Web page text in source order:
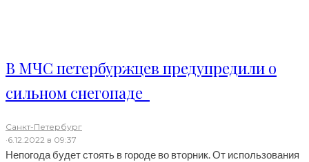
В МЧС петербуржцев предупредили о
сильном снегопаде
Санкт-Петербург
·6.12.2022 в 09:37
Непогода будет стоять в городе во вторник. От использования